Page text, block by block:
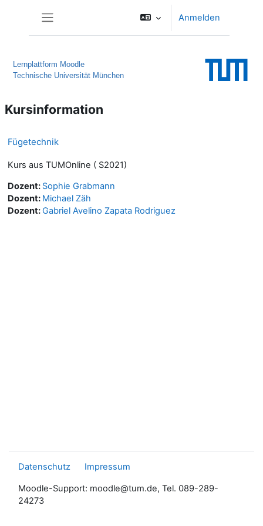
Anmelden
Lernplattform Moodle
Technische Universität München
Kursinformation
Fügetechnik
Kurs aus TUMOnline ( S2021)
Dozent: Sophie Grabmann
Dozent: Michael Zäh
Dozent:Gabriel Avelino Zapata Rodriguez
Datenschutz Impressum
Moodle-Support: moodle@tum.de, Tel. 089-289-
24273